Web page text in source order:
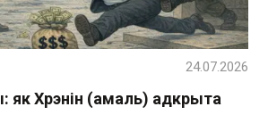
як Хрэнін (амаль) адкрыта
24.07.2026